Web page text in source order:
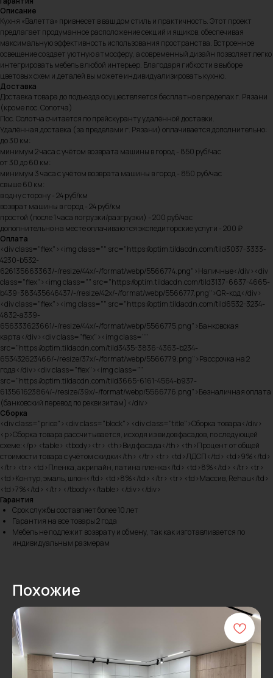
Описание
Кухня «Валетта» привнесет в ваш дом стиль и практичность. Этот проект
предлагает продуманное расположение секций и ящиков, обеспечивая
максимальную эффективность использования пространства. Встроенное
освещение создает уютную атмосферу, а современный дизайн позволяет легко
интегрировать мебель в любой интерьер. Благодаря гибкости в выборе
цветовых схем и деталей вы можете индивидуализировать кухню.
Доставка
Доставка товара до подъезда осуществляется бесплатно в пределах г. Рязани
(кроме пос. Солотча)
Пос. Солотча считается по прейскуранту удалённой доставки.
Удалённая доставка (за пределами г. Рязани) оплачивается дополнительно:
до 30 км:
минимум 2 часа с учётом возврата машины в город - 850 руб/час
от 30 до 60 км:
минимум 3 часа с учётом возврата машины в город - 850 руб/час
свыше 60 км:
в одну сторону - 24 руб/км
возврат машины в город - 24 руб/км
простой (после 1 часа погрузки/разгрузки) - 200 руб/час
дополнительно на месте оплачиваются экспедиторские услуги - 200 ₽
Оплата
<div class="flex"><img class="" src="https://optim.tildacdn.com/tild3037-3333-
4230-b532-
626135663363/-/resize/44x/-/format/webp/5566774.png">Наличные</div><div
class="flex"><img class="" src="https://optim.tildacdn.com/tild3137-6637-4665-
b439-383435646437/-/resize/42x/-/format/webp/5566777.png">QR-код</div>
<div class="flex"><img class="" src="https://optim.tildacdn.com/tild6532-3234-
4832-a339-
656333623661/-/resize/44x/-/format/webp/5566775.png">Банковская
карта</div><div class="flex"><img class=""
src="https://optim.tildacdn.com/tild3435-3836-4363-b234-
653432623466/-/resize/37x/-/format/webp/5566779.png">Рассрочка на 2
года</div><div class="flex"><img class=""
src="https://optim.tildacdn.com/tild3665-6161-4564-b937-
613561623864/-/resize/39x/-/format/webp/5566776.png">Безналичная оплата
(банковский перевод по реквизитам)</div>
Сборка
<div class="price"><div class="block"> <div class="title">Сборка товара</div>
<p>Сборка товара рассчитывается, исходя из видов фасадов, по следующей
схеме:</p> <table> <tbody><tr> <th>Вид фасада</th> <th>Процент от общей
стоимости товара с учётом скидки</th> </tr> <tr> <td>ЛДСП</td> <td>9%</td>
</tr> <tr> <td>Пленка, акрилайн, патина пленка</td> <td>8%</td> </tr> <tr>
<td>Контур, эмаль, шпон</td> <td>8%</td> </tr> <tr> <td>Массив, Rehau</td>
<td>7%</td> </tr> </tbody></table> </div></div>
Гарантия
Срок службы составляет более 10 лет
Гарантия на все товары 2 года
Мебель не подлежит возврату и обмену, так как изготавливается по
индивидуальным размерам
Похожие